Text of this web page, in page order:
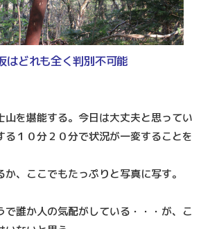
はどれも全く判別不可能
山を堪能する。今日は大丈夫と思ってい
る１０分２０分で状況が一変することを
、ここでもたっぷりと写真に写す。
で誰か人の気配がしている・・・が、こ